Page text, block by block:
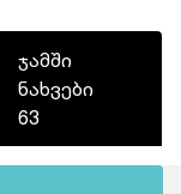
ჯამში
ნახვები
63